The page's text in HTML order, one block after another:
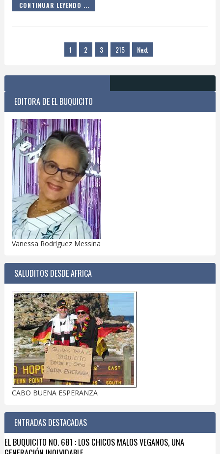
CONTINUAR LEYENDO ...
1 2 3 215 Next
EDITORA DE EL BUQUICITO
Vanessa Rodríguez Messina
SALUDITOS DESDE AFRICA
CABO BUENA ESPERANZA
ENTRADAS DESTACADAS
EL BUQUICITO NO. 681 : LOS CHICOS MALOS VEGANOS, UNA